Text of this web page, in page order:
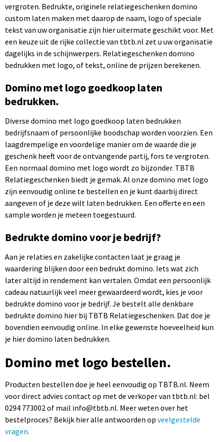
vergroten. Bedrukte, originele relatiegeschenken domino
custom laten maken met daarop de naam, logo of speciale
tekst van uw organisatie zijn hier uitermate geschikt voor. Met
een keuze uit de rijke collectie van tbtb.nl zet u uw organisatie
dagelijks in de schijnwerpers. Relatiegeschenken domino
bedrukken met logo, of tekst, online de prijzen berekenen.
Domino met logo goedkoop laten
bedrukken.
Diverse domino met logo goedkoop laten bedrukken
bedrijfsnaam of persoonlijke boodschap worden voorzien. Een
laagdrempelige en voordelige manier om de waarde die je
geschenk heeft voor de ontvangende partij, fors te vergroten.
Een normaal domino met logo wordt zo bijzonder. TBTB
Relatiegeschenken biedt je gemak. Al onze domino met logo
zijn eenvoudig online te bestellen en je kunt daarbij direct
aangeven of je deze wilt laten bedrukken. Een offerte en een
sample worden je meteen toegestuurd.
Bedrukte domino voor je bedrijf?
Aan je relaties en zakelijke contacten laat je graag je
waardering blijken door een bedrukt domino. Iets wat zich
later altijd in rendement kan vertalen. Omdat een persoonlijk
cadeau natuurlijk veel meer gewaardeerd wordt, kies je voor
bedrukte domino voor je bedrijf. Je bestelt alle denkbare
bedrukte domino hier bij TBTB Relatiegeschenken. Dat doe je
bovendien eenvoudig online. In elke gewenste hoeveelheid kun
je hier domino laten bedrukken.
Domino met logo bestellen.
Producten bestellen doe je heel eenvoudig op TBTB.nl. Neem
voor direct advies contact op met de verkoper van tbtb.nl: bel
0294 773002 of mail info@tbtb.nl. Meer weten over het
bestelproces? Bekijk hier alle antwoorden op veelgestelde
vragen.